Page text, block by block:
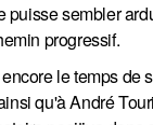
puisse sembler
progressif.
le temps de
qu'à André